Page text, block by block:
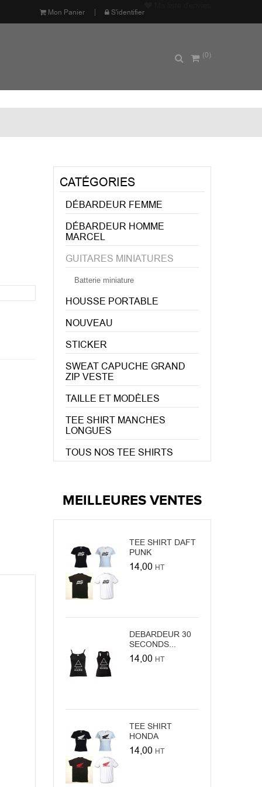
Mon Panier S'identifier
(0)
CATÉGORIES
DÉBARDEUR FEMME
DÉBARDEUR HOMME
MARCEL
GUITARES MINIATURES
Batterie miniature
HOUSSE PORTABLE
NOUVEAU
STICKER
SWEAT CAPUCHE GRAND
ZIP VESTE
TAILLE ET MODÈLES
TEE SHIRT MANCHES
LONGUES
TOUS NOS TEE SHIRTS
MEILLEURES VENTES
TEE SHIRT DAFT
PUNK
14,00 HT
DEBARDEUR 30
SECONDS...
14,00 HT
TEE SHIRT
HONDA
14,00 HT